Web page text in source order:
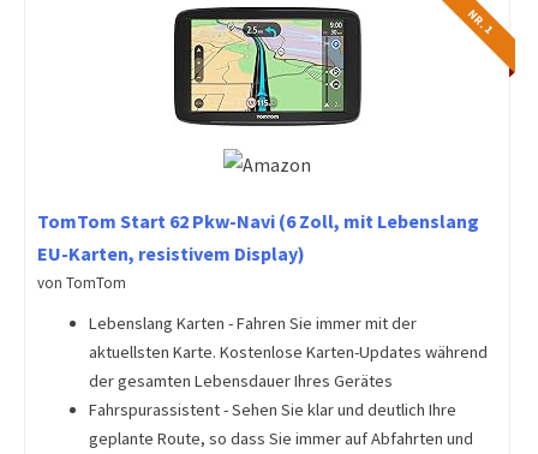
NR. 1
TomTom Start 62 Pkw-Navi (6 Zoll, mit Lebenslang
EU-Karten, resistivem Display)
von TomTom
Lebenslang Karten - Fahren Sie immer mit der
aktuellsten Karte. Kostenlose Karten-Updates während
der gesamten Lebensdauer Ihres Gerätes
Fahrspurassistent - Sehen Sie klar und deutlich Ihre
geplante Route, so dass Sie immer auf Abfahrten und